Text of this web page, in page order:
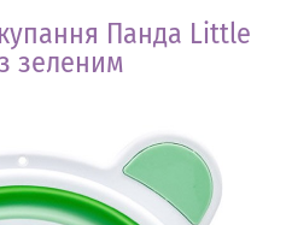
Панда Little
зеленим